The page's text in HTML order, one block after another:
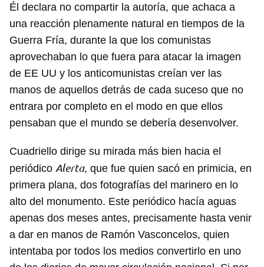
Él declara no compartir la autoría, que achaca a
una reacción plenamente natural en tiempos de la
Guerra Fría, durante la que los comunistas
aprovechaban lo que fuera para atacar la imagen
de EE UU y los anticomunistas creían ver las
manos de aquellos detrás de cada suceso que no
entrara por completo en el modo en que ellos
pensaban que el mundo se debería desenvolver.
Cuadriello dirige su mirada más bien hacia el
periódico Alerta, que fue quien sacó en primicia, en
primera plana, dos fotografías del marinero en lo
alto del monumento. Este periódico hacía aguas
apenas dos meses antes, precisamente hasta venir
a dar en manos de Ramón Vasconcelos, quien
intentaba por todos los medios convertirlo en uno